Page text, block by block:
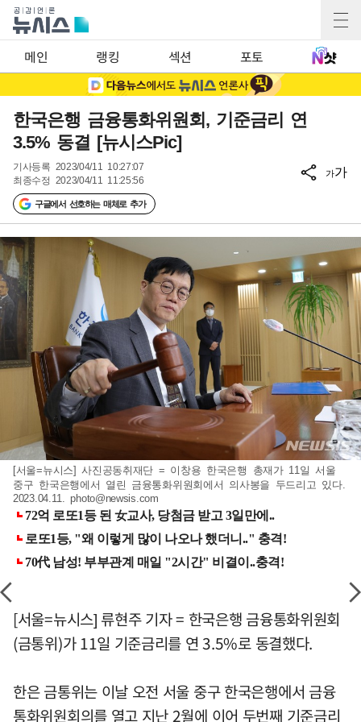
메인 랭킹 섹션 포토
한국은행 금융통화위원회, 기준금리 연
3.5% 동결 [뉴시스Pic]
기사등록 2023/04/11 10:27:07
최종수정 2023/04/11 11:25:56
구글에서 선호하는 매체로 추가
가가
[서울=뉴시스] 사진공동취재단 = 이창용 한국은행 총재가 11일 서울
중구 한국은행에서 열린 금융통화위원회에서 의사봉을 두드리고 있다.
2023.04.11.photo@newsis.com
[서울=뉴시스] 류현주 기자 = 한국은행 금융통화위원회
(금통위)가 11일 기준금리를 연 3.5%로 동결했다.
한은 금통위는 이날 오전 서울 중구 한국은행에서 금융
통화위원회의를 열고 지난 2월에 이어 두번째 기준금리